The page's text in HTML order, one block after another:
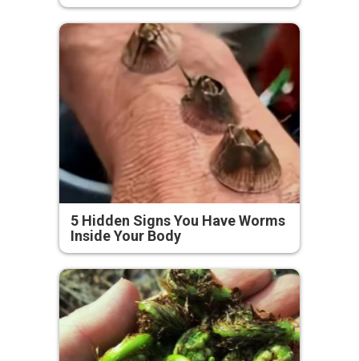
5 Hidden Signs You Have Worms
Inside Your Body